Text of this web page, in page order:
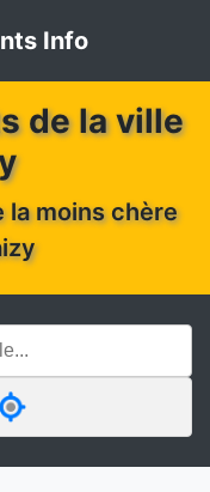
Info
de la ville
la moins chère